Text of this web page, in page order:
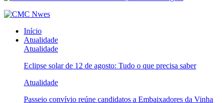
Início
Atualidade
Atualidade
Eclipse solar de 12 de agosto: Tudo o que precisa saber
Atualidade
Passeio convívio reúne candidatos a Embaixadores da Vinha